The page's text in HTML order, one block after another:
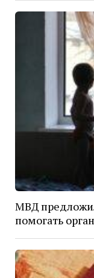
МВД
помогать